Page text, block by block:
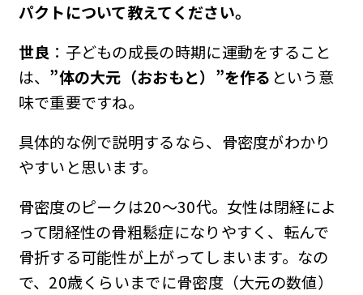
パクトについて教えてください。
世良 ：子どもの成長の時期に運動をすること
は、 ”体の大元（おおもと）”を作る という意
味で重要ですね。
具体的な例で説明するなら、骨密度がわかり
やすいと思います。
骨密度のピークは20〜30代。女性は閉経によ
って閉経性の骨粗鬆症になりやすく、転んで
骨折する可能性が上がってしまいます。なの
で、20歳くらいまでに骨密度（大元の数値）